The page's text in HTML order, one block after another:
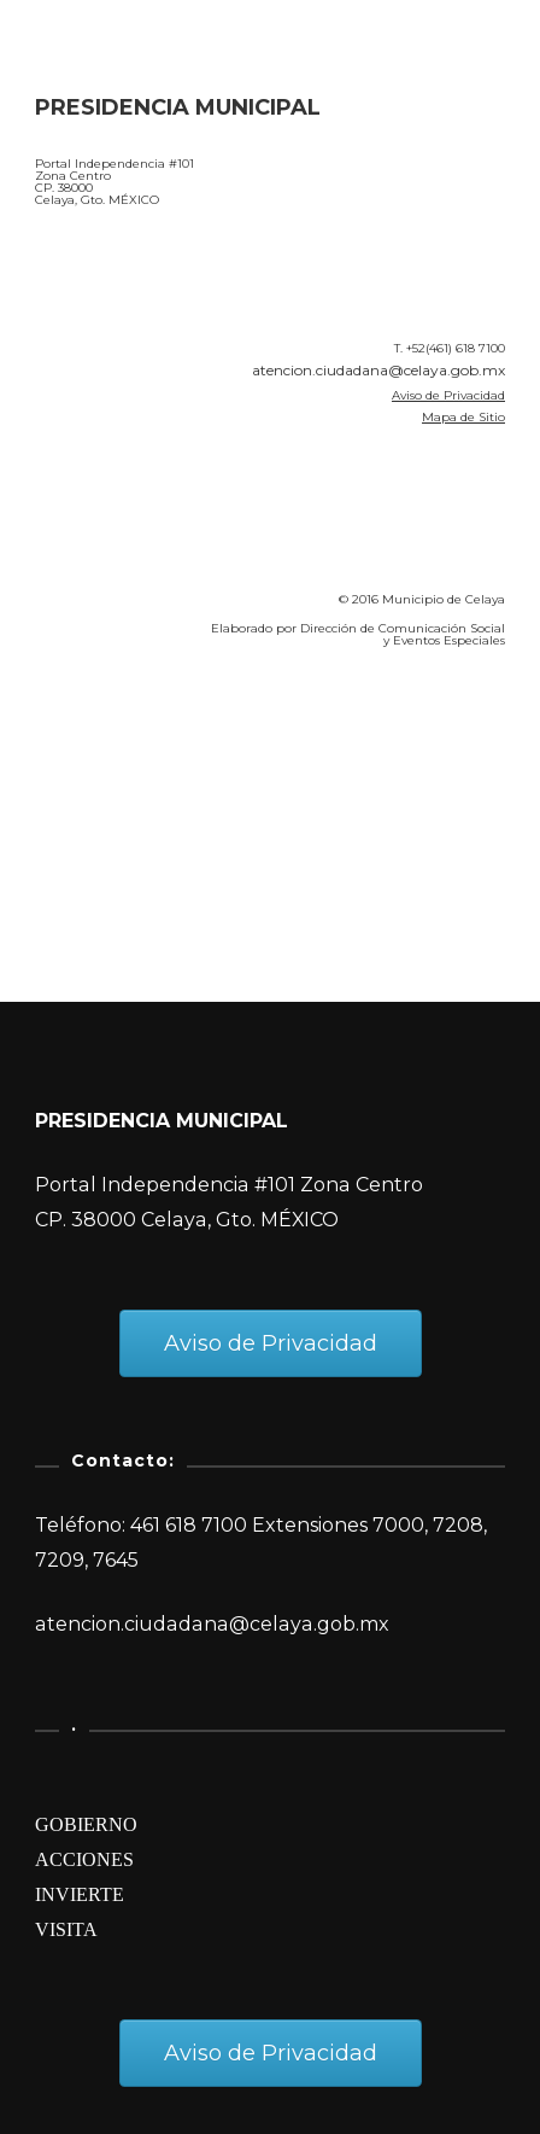
PRESIDENCIA MUNICIPAL
Portal Independencia #101
Zona Centro
CP. 38000
Celaya, Gto. MÉXICO
T. +52(461) 618 7100
atencion.ciudadana@celaya.gob.mx
Aviso de Privacidad
Mapa de Sitio
© 2016 Municipio de Celaya
Elaborado por Dirección de Comunicación Social
y Eventos Especiales
PRESIDENCIA MUNICIPAL
Portal Independencia #101 Zona Centro
CP. 38000 Celaya, Gto. MÉXICO
Aviso de Privacidad
Contacto:
Teléfono: 461 618 7100 Extensiones 7000, 7208,
7209, 7645
atencion.ciudadana@celaya.gob.mx
.
GOBIERNO
ACCIONES
INVIERTE
VISITA
Aviso de Privacidad